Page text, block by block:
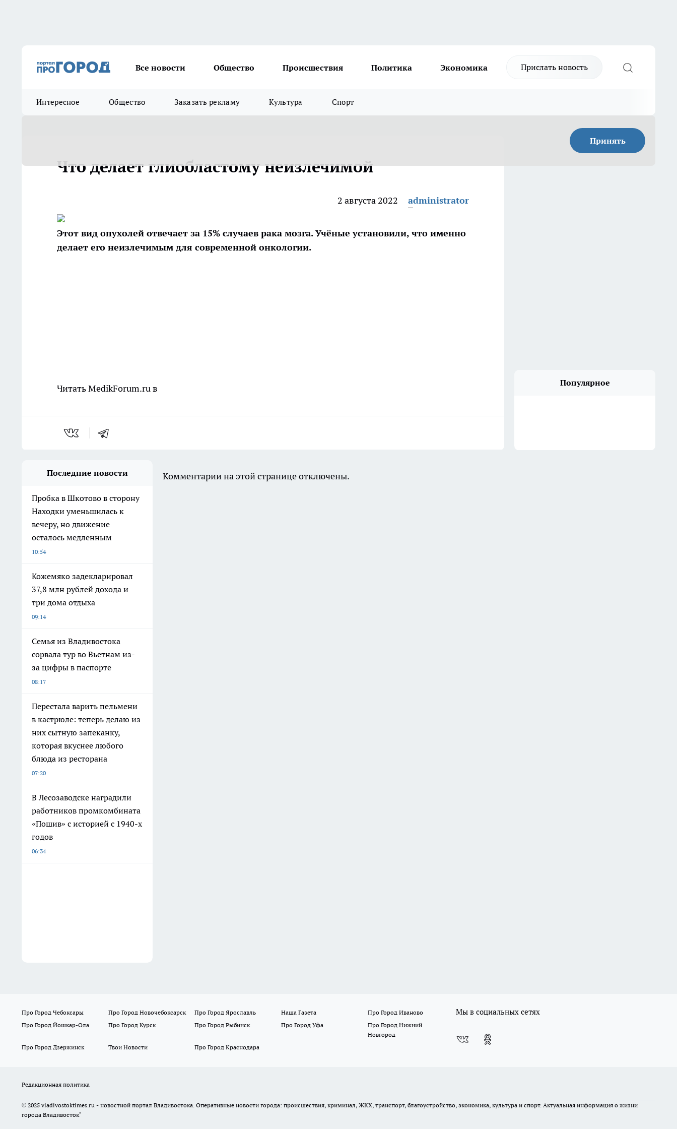
Все новости Общество Происшествия Политика Экономика Прислать новость
Интересное Общество Заказать рекламу Культура Спорт
Принять
Что делает глиобластому неизлечимой
2 августа 2022 administrator
Этот вид опухолей отвечает за 15% случаев рака мозга. Учёные установили, что именно
делает его неизлечимым для современной онкологии.
Читать MedikForum.ru в Популярное
Последние новости
Пробка в Шкотово в сторону
Находки уменьшилась к
вечеру, но движение
осталось медленным
10:54
Кожемяко задекларировал
37,8 млн рублей дохода и
три дома отдыха
09:14
Семья из Владивостока
сорвала тур во Вьетнам из-
за цифры в паспорте
08:17
Перестала варить пельмени
в кастрюле: теперь делаю из
них сытную запеканку,
которая вкуснее любого
блюда из ресторана
07:20
В Лесозаводске наградили
работников промкомбината
«Пошив» с историей с 1940-х
годов
06:34
Комментарии на этой странице отключены.
Про Город Чебоксары Про Город Новочебоксарск Про Город Ярославль Наша Газета
Про Город Иваново
Про Город Йошкар-Ола
Про Город Курск Про Город Рыбинск Про Город Уфа
Про Город Нижний
Новгород
Про Город Дзержинск
Твои Новости Про Город Краснодара
Мы в социальных сетях
Редакционная политика
© 2025 vladivostoktimes.ru - новостной портал Владивостока. Оперативные новости города: происшествия, криминал, ЖКХ, транспорт, благоустройство, экономика, культура и спорт. Актуальная информация о жизни
города Владивосток"